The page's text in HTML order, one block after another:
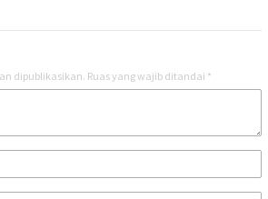
dipublikasikan. Ruas yang wajib ditandai *